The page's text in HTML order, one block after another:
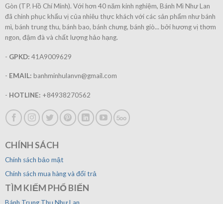
Gòn (TP. Hồ Chí Minh). Với hơn 40 năm kinh nghiệm, Bánh Mì Như Lan
đã chinh phục khẩu vị của nhiêu thực khách với các sản phẩm như bánh
mì, bánh trung thu, bánh bao, bánh chưng, bánh giò... bởi hương vị thơm
ngon, đậm đà và chất lượng hảo hạng.
- GPKD: 41A9009629
- EMAIL: banhminhulanvn@gmail.com
- HOTLINE: +84938270562
CHÍNH SÁCH
Chính sách bảo mật
Chính sách mua hàng và đổi trả
TÌM KIẾM PHỔ BIẾN